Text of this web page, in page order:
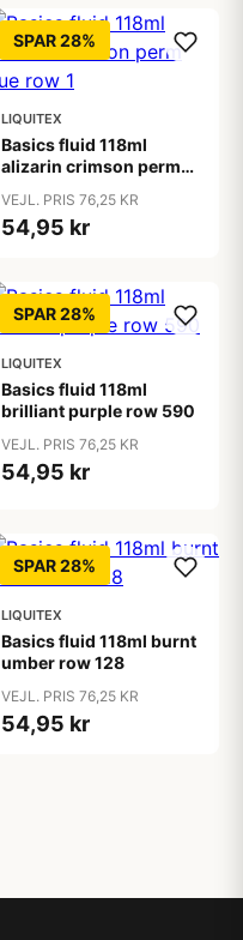
SPAR 28%
LIQUITEX
Basics fluid 118ml
alizarin crimson perm
VEJL. PRIS 76,25 KR
54,95 kr
SPAR 28%
LIQUITEX
Basics fluid 118ml
brilliant purple row 590
VEJL. PRIS 76,25 KR
54,95 kr
SPAR 28%
LIQUITEX
Basics fluid 118ml burnt
umber row 128
VEJL. PRIS 76,25 KR
54,95 kr